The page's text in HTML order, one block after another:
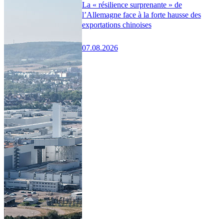
La « résilience surprenante » de
l’Allemagne face à la forte hausse des
exportations chinoises
07.08.2026